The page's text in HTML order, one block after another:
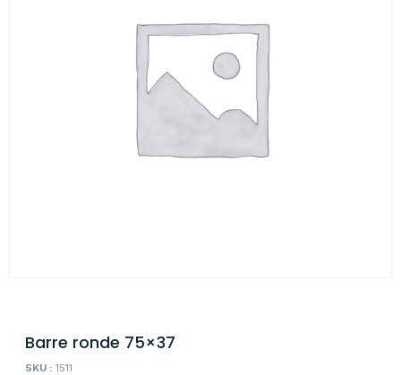
Barre ronde 75×37
SKU : 1511